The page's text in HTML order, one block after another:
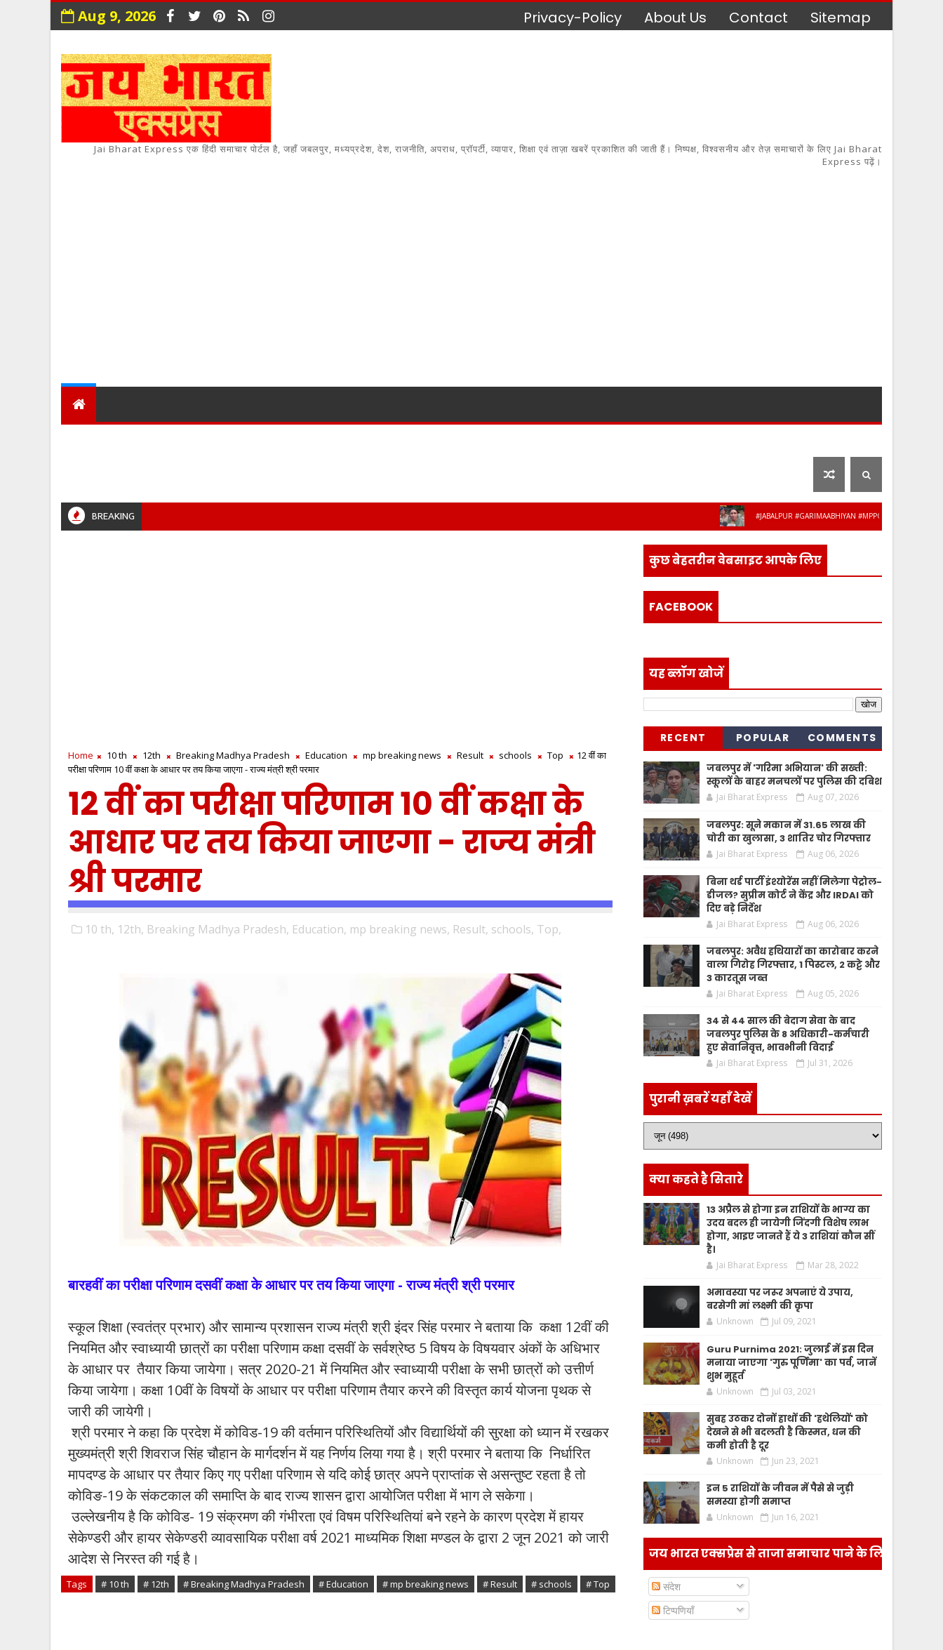
Aug 9, 2026 Privacy-Policy About Us Contact Sitemap
Jai Bharat Express एक हिंदी समाचार पोर्टल है, जहाँ जबलपुर, मध्यप्रदेश, देश, राजनीति, अपराध, प्रॉपर्टी, व्यापार, शिक्षा एवं ताज़ा खबरें प्रकाशित की जाती हैं। निष्पक्ष, विश्वसनीय और तेज़ समाचारों के लिए Jai Bharat
Express पढ़ें।
BREAKING #JABALPUR #GARIMAABHIYAN #MPPOLICE #WOMENSAFETY
34 से 44 साल की बेदाग सेवा के बाद जबलपुर पुलिस के 8 अधिकारी-कर्मचारी हुए सेवानिवृत्त,
Home 10 th 12th Breaking Madhya Pradesh Education mp breaking news Result schools Top
12 वीं का
परीक्षा परिणाम 10 वीं कक्षा के आधार पर तय किया जाएगा - राज्य मंत्री श्री परमार
12 वीं का परीक्षा परिणाम 10 वीं कक्षा के
आधार पर तय किया जाएगा - राज्य मंत्री
श्री परमार
10 th, 12th, Breaking Madhya Pradesh, Education, mp breaking news, Result, schools, Top,
बारहवीं का परीक्षा परिणाम दसवीं कक्षा के आधार पर तय किया जाएगा - राज्य मंत्री श्री परमार
स्कूल शिक्षा (स्वतंत्र प्रभार) और सामान्य प्रशासन राज्य मंत्री श्री इंदर सिंह परमार ने बताया कि कक्षा 12वीं की
नियमित और स्वाध्यायी छात्रों का परीक्षा परिणाम कक्षा दसवीं के सर्वश्रेष्ठ 5 विषय के विषयवार अंकों के अधिभार
के आधार पर तैयार किया जायेगा। सत्र 2020-21 में नियमित और स्वाध्यायी परीक्षा के सभी छात्रों को उत्तीर्ण
किया जायेगा। कक्षा 10वीं के विषयों के आधार पर परीक्षा परिणाम तैयार करने की विस्तृत कार्य योजना पृथक से
जारी की जायेगी।
श्री परमार ने कहा कि प्रदेश में कोविड-19 की वर्तमान परिस्थितियों और विद्यार्थियों की सुरक्षा को ध्यान में रखकर
मुख्यमंत्री श्री शिवराज सिंह चौहान के मार्गदर्शन में यह निर्णय लिया गया है। श्री परमार ने बताया कि निर्धारित
मापदण्ड के आधार पर तैयार किए गए परीक्षा परिणाम से यदि कोई छात्र अपने प्राप्तांक से असन्तुष्ट रहता है तो
कोविङ-19 के संकटकाल की समाप्ति के बाद राज्य शासन द्वारा आयोजित परीक्षा में भाग ले सकेगा।
उल्लेखनीय है कि कोविड- 19 संक्रमण की गंभीरता एवं विषम परिस्थितियां बने रहने के कारण प्रदेश में हायर
सेकेण्डरी और हायर सेकेण्डरी व्यावसायिक परीक्षा वर्ष 2021 माध्यमिक शिक्षा मण्डल के द्वारा 2 जून 2021 को जारी
आदेश से निरस्त की गई है।
Tags # 10 th # 12th # Breaking Madhya Pradesh # Education # mp breaking news # Result # schools # Top
कुछ बेहतरीन वेबसाइट आपके लिए
FACEBOOK
यह ब्लॉग खोजें
RECENT POPULAR COMMENTS
जबलपुर में 'गरिमा अभियान' की सख्ती:
स्कूलों के बाहर मनचलों पर पुलिस की दबिश
Jai Bharat Express Aug 07, 2026
जबलपुर: सूने मकान में 31.65 लाख की
चोरी का खुलासा, 3 शातिर चोर गिरफ्तार
Jai Bharat Express Aug 06, 2026
बिना थर्ड पार्टी इंश्योरेंस नहीं मिलेगा पेट्रोल-
डीजल? सुप्रीम कोर्ट ने केंद्र और IRDAI को
दिए बड़े निर्देश
Jai Bharat Express Aug 06, 2026
जबलपुर: अवैध हथियारों का कारोबार करने
वाला गिरोह गिरफ्तार, 1 पिस्टल, 2 कट्टे और
3 कारतूस जब्त
Jai Bharat Express Aug 05, 2026
34 से 44 साल की बेदाग सेवा के बाद
जबलपुर पुलिस के 8 अधिकारी-कर्मचारी
हुए सेवानिवृत्त, भावभीनी विदाई
Jai Bharat Express Jul 31, 2026
पुरानी ख़बरें यहाँ देखें
क्या कहते है सितारे
13 अप्रैल से होगा इन राशियों के भाग्य का
उदय बदल ही जायेगी जिंदगी विशेष लाभ
होगा, आइए जानते हैं ये 3 राशियां कौन सीं
है।
Jai Bharat Express Mar 28, 2022
अमावस्या पर जरूर अपनाएं ये उपाय,
बरसेगी मां लक्ष्मी की कृपा
Unknown Jul 09, 2021
Guru Purnima 2021: जुलाई में इस दिन
मनाया जाएगा 'गुरु पूर्णिमा' का पर्व, जानें
शुभ मुहूर्त
Unknown Jul 03, 2021
सुबह उठकर दोनों हाथों की 'हथेलियों' को
देखने से भी बदलती है किस्मत, धन की
कमी होती है दूर
Unknown Jun 23, 2021
इन 5 राशियों के जीवन में पैसे से जुड़ी
समस्या होगी समाप्त
Unknown Jun 16, 2021
जय भारत एक्सप्रेस से ताजा समाचार पाने के लिए
संदेश
टिप्पणियाँ